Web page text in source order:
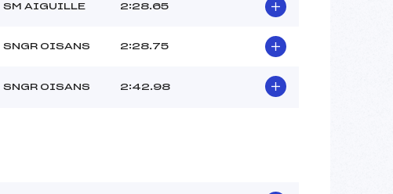
SM AIGUILLE 2:28.65
SNGR OISANS 2:28.75
SNGR OISANS 2:42.98